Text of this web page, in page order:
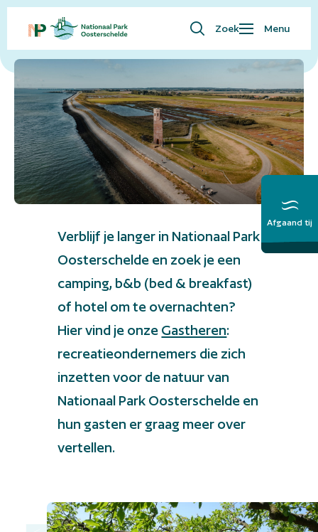
Zoek Menu
Bezoekersinfo
Eropuit
Kaart
Natuur
Over ons
English
Meer over het
Getij
Waar ben je naar op zoek?
Overnachten in Nationaal Park Oosterschelde
Verblijf je langer in Nationaal Park
Oosterschelde en zoek je een
camping, b&b (bed & breakfast)
of hotel om te overnachten?
Hier vind je onze Gastheren:
recreatieondernemers die zich
inzetten voor de natuur van
Nationaal Park Oosterschelde en
hun gasten er graag meer over
vertellen.
Afgaand tij